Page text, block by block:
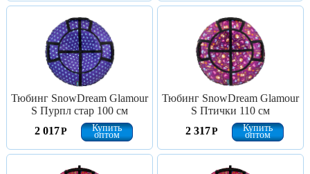
Тюбинг SnowDream Glamour
S Пурпл стар 100 см
2 017Р Купить
оптом
Тюбинг SnowDream Glamour
S Птички 110 см
2 317Р Купить
оптом